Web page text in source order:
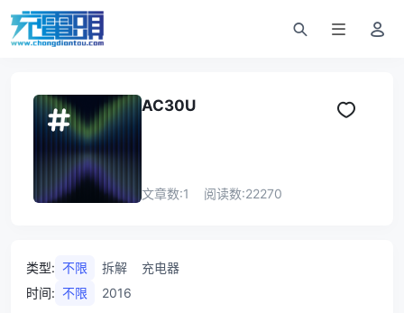
AC30U
文章数:1 阅读数:22270
类型: 不限 拆解
充电器
时间: 不限 2016